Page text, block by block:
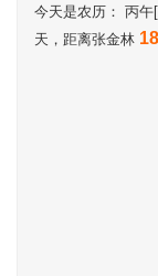
今天是农历： 丙午
天，距离张金林 18